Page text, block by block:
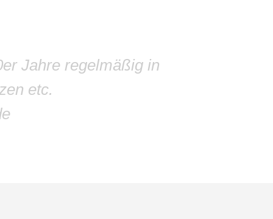
Jahre regelmäßig in
etc.